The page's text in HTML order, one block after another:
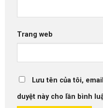
Trang web
Lưu tên của tôi,
duyệt này cho lần bình